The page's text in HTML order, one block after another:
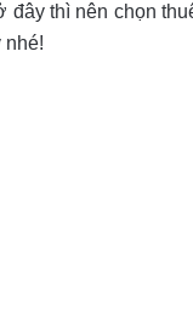
thì nên chọn
nhé!